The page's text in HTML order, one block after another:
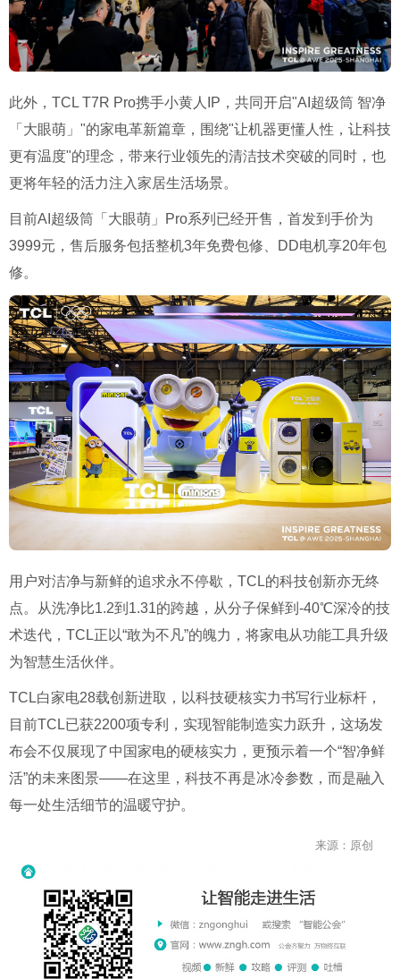
此外，TCL T7R Pro携手小黄人IP，共同开启"AI超级筒 智净
「大眼萌」"的家电革新篇章，围绕"让机器更懂人性，让科技
更有温度"的理念，带来行业领先的清洁技术突破的同时，也
更将年轻的活力注入家居生活场景。
目前AI超级筒「大眼萌」Pro系列已经开售，首发到手价为
3999元，售后服务包括整机3年免费包修、DD电机享20年包
修。
用户对洁净与新鲜的追求永不停歇，TCL的科技创新亦无终
点。从洗净比1.2到1.31的跨越，从分子保鲜到-40℃深冷的技
术迭代，TCL正以“敢为不凡”的魄力，将家电从功能工具升级
为智慧生活伙伴。
TCL白家电28载创新进取，以科技硬核实力书写行业标杆，
目前TCL已获2200项专利，实现智能制造实力跃升，这场发
布会不仅展现了中国家电的硬核实力，更预示着一个“智净鲜
活”的未来图景——在这里，科技不再是冰冷参数，而是融入
每一处生活细节的温暖守护。
来源：原创